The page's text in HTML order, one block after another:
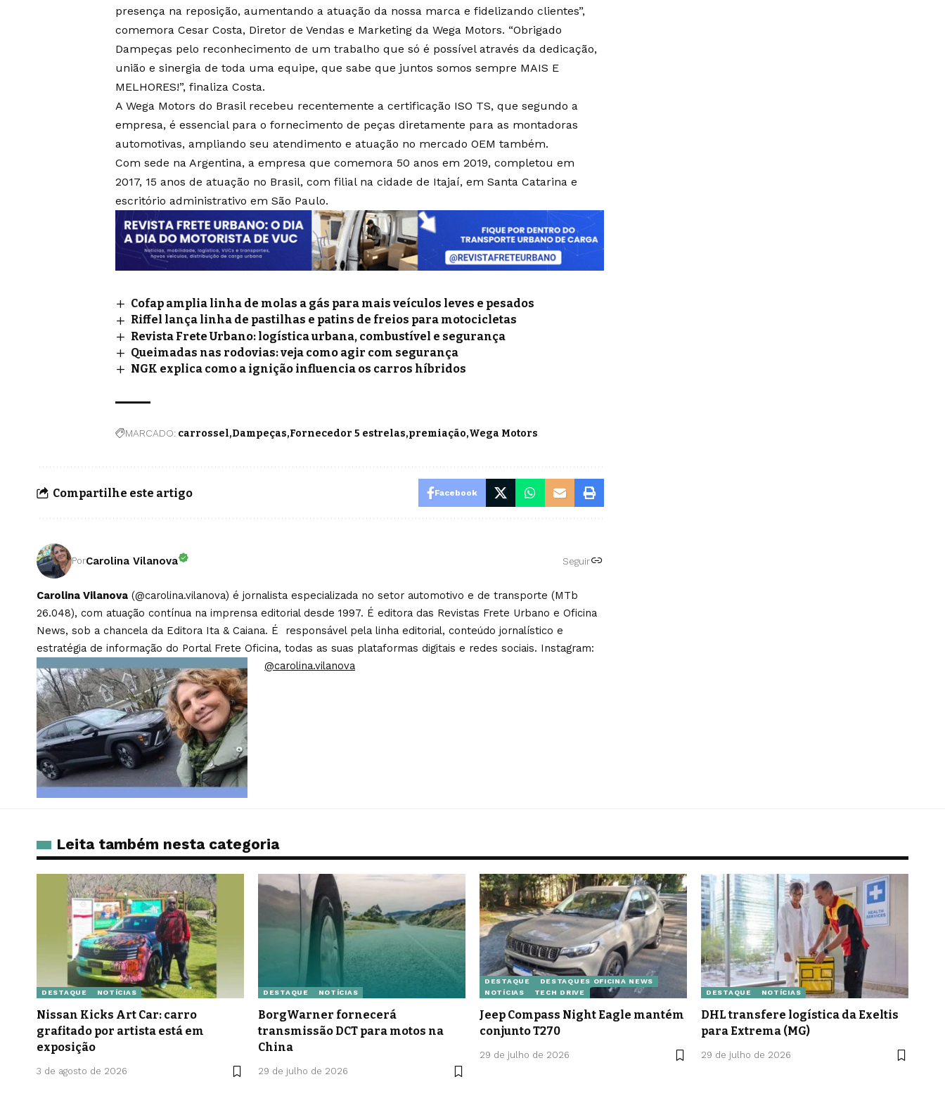
presença na reposição, aumentando a atuação da nossa marca e fidelizando clientes”,
comemora Cesar Costa, Diretor de Vendas e Marketing da Wega Motors. “Obrigado
Dampeças pelo reconhecimento de um trabalho que só é possível através da dedicação,
união e sinergia de toda uma equipe, que sabe que juntos somos sempre MAIS E
MELHORES!”, finaliza Costa.
A Wega Motors do Brasil recebeu recentemente a certificação ISO TS, que segundo a
empresa, é essencial para o fornecimento de peças diretamente para as montadoras
automotivas, ampliando seu atendimento e atuação no mercado OEM também.
Com sede na Argentina, a empresa que comemora 50 anos em 2019, completou em
2017, 15 anos de atuação no Brasil, com filial na cidade de Itajaí, em Santa Catarina e
escritório administrativo em São Paulo.
Cofap amplia linha de molas a gás para mais veículos leves e pesados
Riffel lança linha de pastilhas e patins de freios para motocicletas
Revista Frete Urbano: logística urbana, combustível e segurança
Queimadas nas rodovias: veja como agir com segurança
NGK explica como a ignição influencia os carros híbridos
MARCADO: carrossel Dampeças Fornecedor 5 estrelas premiação Wega Motors
Compartilhe este artigo Facebook
PorCarolina Vilanova Seguir
Carolina Vilanova (@carolina.vilanova) é jornalista especializada no setor automotivo e de transporte (MTb
26.048), com atuação contínua na imprensa editorial desde 1997. É editora das Revistas Frete Urbano e Oficina
News, sob a chancela da Editora Ita & Caiana. É responsável pela linha editorial, conteúdo jornalístico e
estratégia de informação do Portal Frete Oficina, todas as suas plataformas digitais e redes sociais. Instagram:
@carolina.vilanova
Leita também nesta categoria
DESTAQUE NOTÍCIAS
Nissan Kicks Art Car: carro
grafitado por artista está em
exposição
3 de agosto de 2026
DESTAQUE NOTÍCIAS
BorgWarner fornecerá
transmissão DCT para motos na
China
29 de julho de 2026
DESTAQUE
DESTAQUES OFICINA NEWS
NOTÍCIAS
TECH DRIVE
Jeep Compass Night Eagle mantém
conjunto T270
29 de julho de 2026
DESTAQUE NOTÍCIAS
DHL transfere logística da Exeltis
para Extrema (MG)
29 de julho de 2026